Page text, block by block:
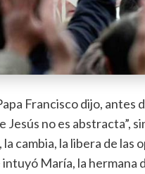
Francisco dijo, antes
no es abstracta”,
cambia, la libera de las
intuyó María, la hermana